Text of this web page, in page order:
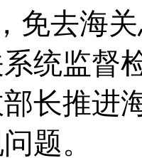
免去海
统监督
长推进
题。